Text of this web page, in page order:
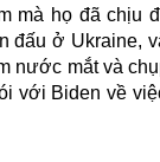
mà họ đã chịu
đấu ở Ukraine,
nước mắt và
với Biden về